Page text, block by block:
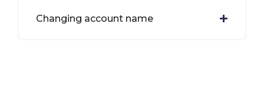
Changing account name